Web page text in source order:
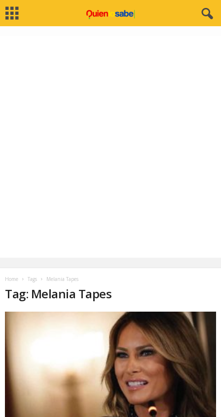
Home Tags Melania Tapes
Tag: Melania Tapes